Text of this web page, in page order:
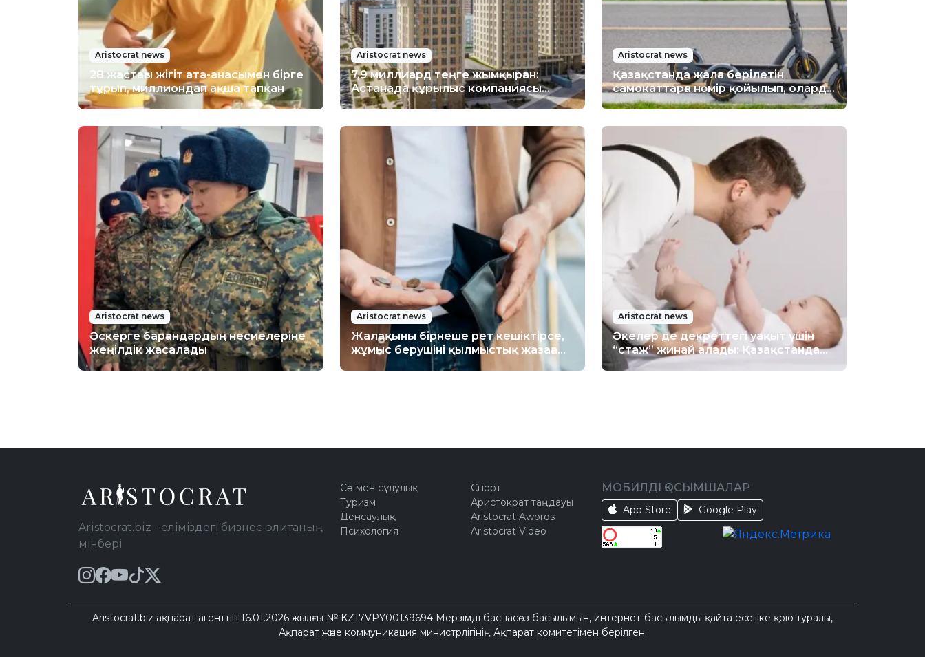
Aristocrat news
28 жастағы жігіт ата-анасымен бірге
тұрып, миллиондап ақша тапқан
Aristocrat news
7,9 миллиард теңге жымқырған:
Астанада құрылыс компаниясы
өкілдері қамауға алынды
Aristocrat news
Қазақстанда жалға берілетін
самокаттарға нөмір қойылып, оларды
сақтандыру міндетті болады
Aristocrat news
Әскерге барғандардың несиелеріне
жеңілдік жасалады
Aristocrat news
Жалақыны бірнеше рет кешіктірсе,
жұмыс берушіні қылмыстық жазаға
тартуға бола ма
Aristocrat news
Әкелер де декреттегі уақыт үшін
“стаж” жинай алады: Қазақстанда
өзгеріс ұсынылды
Aristocrat.biz - еліміздегі бизнес-элитаның
мінбері
Сән мен сұлулық
Туризм
Денсаулық
Психология
Спорт
Аристократ таңдауы
Aristocrat Awords
Aristocrat Video
МОБИЛДІ ҚОСЫМШАЛАР
App Store Google Play
Aristocrat.biz ақпарат агенттігі 16.01.2026 жылғы № KZ17VPY00139694 Мерзімді баспасөз басылымын, интернет-басылымды қайта есепке қою туралы,
Ақпарат және коммуникация министрлігінің Ақпарат комитетімен берілген.